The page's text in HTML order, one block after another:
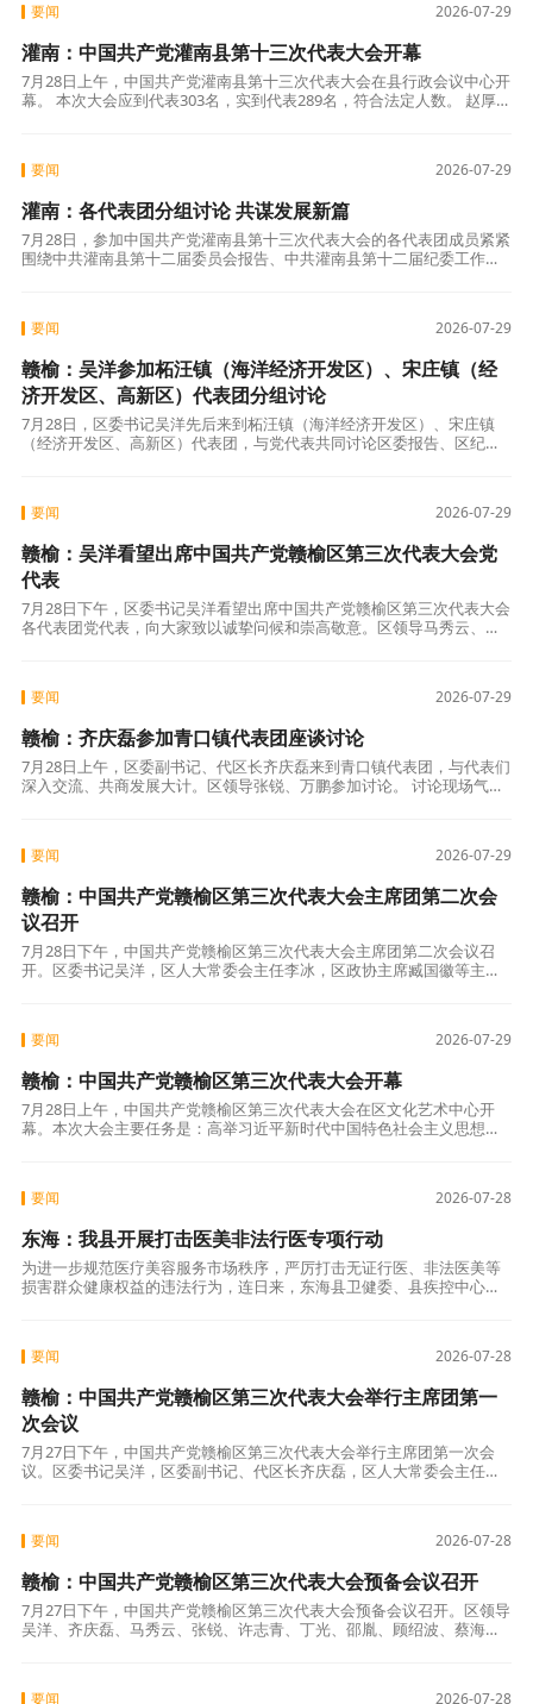
2026-07-29
要闻
灌南：中国共产党灌南县第十三次代表大会开幕
7月28日上午，中国共产党灌南县第十三次代表大会在县行政会议中心开
幕。 本次大会应到代表303名，实到代表289名，符合法定人数。 赵厚
2026-07-29
要闻
灌南：各代表团分组讨论 共谋发展新篇
7月28日，参加中国共产党灌南县第十三次代表大会的各代表团成员紧紧
围绕中共灌南县第十二届委员会报告、中共灌南县第十二届纪委工作报
2026-07-29
要闻
赣榆：吴洋参加柘汪镇（海洋经济开发区）、宋庄镇（经
济开发区、高新区）代表团分组讨论
7月28日，区委书记吴洋先后来到柘汪镇（海洋经济开发区）、宋庄镇
（经济开发区、高新区）代表团，与党代表共同讨论区委报告、区纪委
2026-07-29
要闻
赣榆：吴洋看望出席中国共产党赣榆区第三次代表大会党
代表
7月28日下午，区委书记吴洋看望出席中国共产党赣榆区第三次代表大会
各代表团党代表，向大家致以诚挚问候和崇高敬意。区领导马秀云、许
2026-07-29
要闻
赣榆：齐庆磊参加青口镇代表团座谈讨论
7月28日上午，区委副书记、代区长齐庆磊来到青口镇代表团，与代表们
深入交流、共商发展大计。区领导张锐、万鹏参加讨论。 讨论现场气氛
2026-07-29
要闻
赣榆：中国共产党赣榆区第三次代表大会主席团第二次会
议召开
7月28日下午，中国共产党赣榆区第三次代表大会主席团第二次会议召
开。区委书记吴洋，区人大常委会主任李冰，区政协主席臧国徽等主席
2026-07-29
要闻
赣榆：中国共产党赣榆区第三次代表大会开幕
7月28日上午，中国共产党赣榆区第三次代表大会在区文化艺术中心开
幕。本次大会主要任务是：高举习近平新时代中国特色社会主义思想伟
2026-07-28
要闻
东海：我县开展打击医美非法行医专项行动
为进一步规范医疗美容服务市场秩序，严厉打击无证行医、非法医美等
损害群众健康权益的违法行为，连日来，东海县卫健委、县疾控中心
2026-07-28
要闻
赣榆：中国共产党赣榆区第三次代表大会举行主席团第一
次会议
7月27日下午，中国共产党赣榆区第三次代表大会举行主席团第一次会
议。区委书记吴洋，区委副书记、代区长齐庆磊，区人大常委会主任李
2026-07-28
要闻
赣榆：中国共产党赣榆区第三次代表大会预备会议召开
7月27日下午，中国共产党赣榆区第三次代表大会预备会议召开。区领导
吴洋、齐庆磊、马秀云、张锐、许志青、丁光、邵胤、顾绍波、蔡海
2026-07-28
要闻